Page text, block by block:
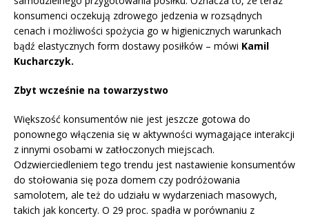
konsumenci oczekują zdrowego jedzenia w rozsądnych
cenach i możliwości spożycia go w higienicznych warunkach
bądź elastycznych form dostawy posiłków – mówi Kamil
Kucharczyk.
Zbyt wcześnie na towarzystwo
Większość konsumentów nie jest jeszcze gotowa do
ponownego włączenia się w aktywności wymagające interakcji
z innymi osobami w zatłoczonych miejscach.
Odzwierciedleniem tego trendu jest nastawienie konsumentów
do stołowania się poza domem czy podróżowania
samolotem, ale też do udziału w wydarzeniach masowych,
takich jak koncerty. O 29 proc. spadła w porównaniu z